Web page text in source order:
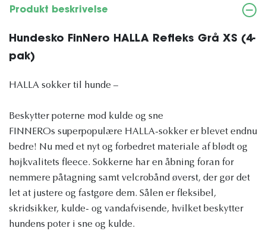
Produkt beskrivelse
Hundesko FinNero HALLA Refleks Grå XS (4-
pak)
HALLA sokker til hunde –
Beskytter poterne mod kulde og sne
FINNEROs superpopulære HALLA-sokker er blevet endnu
bedre! Nu med et nyt og forbedret materiale af blødt og
højkvalitets fleece. Sokkerne har en åbning foran for
nemmere påtagning samt velcrobånd øverst, der gør det
let at justere og fastgøre dem. Sålen er fleksibel,
skridsikker, kulde- og vandafvisende, hvilket beskytter
hundens poter i sne og kulde.